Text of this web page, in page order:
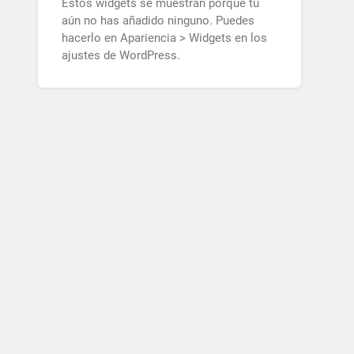
Estos widgets se muestran porque tú
aún no has añadido ninguno. Puedes
hacerlo en Apariencia > Widgets en los
ajustes de WordPress.